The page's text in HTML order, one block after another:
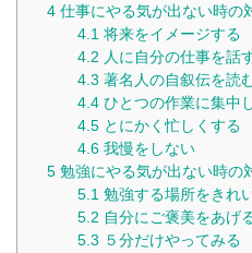
4 仕事にやる気が出ない時の
4.1 将来をイメージする
4.2 人に自分の仕事を話
4.3 著名人の自叙伝を読
4.4 ひとつの作業に集中
4.5 とにかく忙しくする
4.6 我慢をしない
5 勉強にやる気が出ない時の
5.1 勉強する場所をきれ
5.2 自分にご褒美をあげ
5.3 ５分だけやってみる